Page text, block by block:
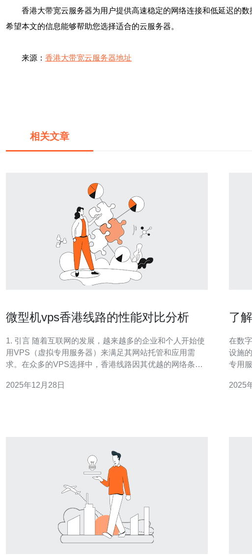
香港大带宽云服务器为用户提供高速稳定的网络连接和低延迟的
希望本文的信息能够帮助您选择适合的云服务器。
来源： 香港大带宽云服务器地址
相关文章
微型机vps香港线路的性能对比分析
1. 引言 随着互联网的发展，越来越多的企业和个人开始使
用VPS（虚拟专用服务器）来满足其网站托管和应用需
求。在众多的VPS选择中，香港线路因其优越的网络条件
线路进行性能对比分析，并提供详细的实际步骤操作指
2025年12月28日
了
在数
设施
专用
的首选。 首先，香港TKO机房的VPS
2025